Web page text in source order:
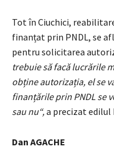
Tot în Ciuchici,
finanțat prin PNDL, se
pentru solicitarea
trebuie să facă lucrările
obține autorizația, el se
finanțările prin PNDL se
sau nu“,a precizat edilul
Dan AGACHE